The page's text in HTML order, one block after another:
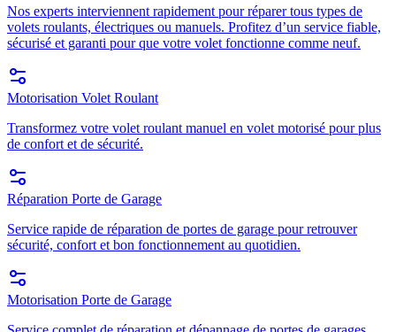
Nos experts interviennent rapidement pour réparer tous types de
volets roulants, électriques ou manuels. Profitez d’un service fiable,
sécurisé et garanti pour que votre volet fonctionne comme neuf.
Motorisation Volet Roulant
Transformez votre volet roulant manuel en volet motorisé pour plus
de confort et de sécurité.
Réparation Porte de Garage
Service rapide de réparation de portes de garage pour retrouver
sécurité, confort et bon fonctionnement au quotidien.
Motorisation Porte de Garage